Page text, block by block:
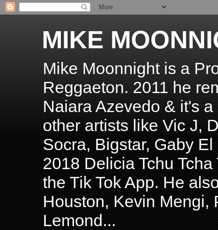
MIKE
Mike Moonnight is a
Reggaeton. 2011 he
Naiara Azevedo & it's
other artists like Vic J,
Socra, Bigstar, Gaby
2018 Delicia Tchu
the Tik Tok App. He
Houston, Kevin Mengi,
Lemond...